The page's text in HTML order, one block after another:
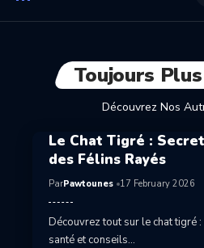
Toujours
Découvrez Nos
Le Chat Tigré :
des Félins Rayés
ParPawtounes 17 February 2026
Découvrez tout sur le chat tigré
santé et conseils…